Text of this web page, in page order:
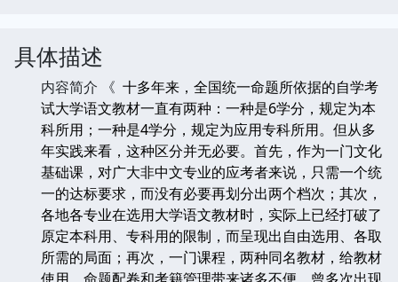
具体描述
内容简介 《 十多年来，全国统一命题所依据的自学考
试大学语文教材一直有两种：一种是6学分，规定为本
科所用；一种是4学分，规定为应用专科所用。但从多
年实践来看，这种区分并无必要。首先，作为一门文化
基础课，对广大非中文专业的应考者来说，只需一个统
一的达标要求，而没有必要再划分出两个档次；其次，
各地各专业在选用大学语文教材时，实际上已经打破了
原定本科用、专科用的限制，而呈现出自由选用、各取
所需的局面；再次，一门课程，两种同名教材，给教材